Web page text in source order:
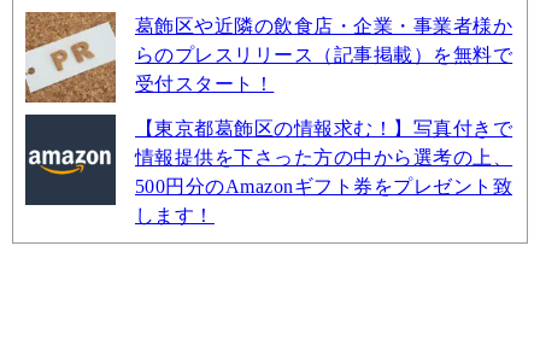
葛飾区や近隣の飲食店・企業・事業者様か
らのプレスリリース（記事掲載）を無料で
受付スタート！
【東京都葛飾区の情報求む！】写真付きで
情報提供を下さった方の中から選考の上、
500円分のAmazonギフト券をプレゼント致
します！